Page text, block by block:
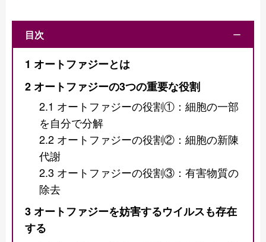
目次 ー
1 オートファジーとは
2 オートファジーの3つの重要な役割
2.1 オートファジーの役割①：細胞の一部
を自分で分解
2.2 オートファジーの役割②：細胞の新陳
代謝
2.3 オートファジーの役割③：有害物質の
除去
3 オートファジーを妨害するウイルスも存在
する